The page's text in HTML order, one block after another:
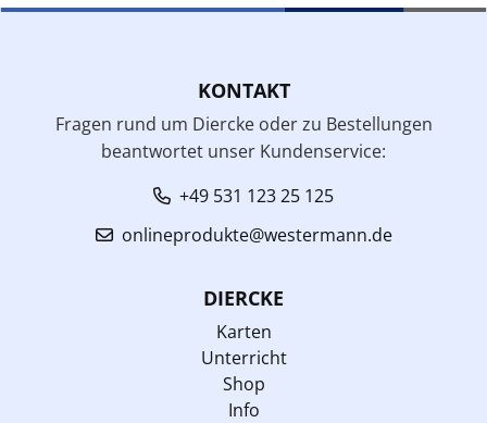
KONTAKT
Fragen rund um Diercke oder zu Bestellungen
beantwortet unser Kundenservice:
+49 531 123 25 125
onlineprodukte@westermann.de
DIERCKE
Karten
Unterricht
Shop
Info